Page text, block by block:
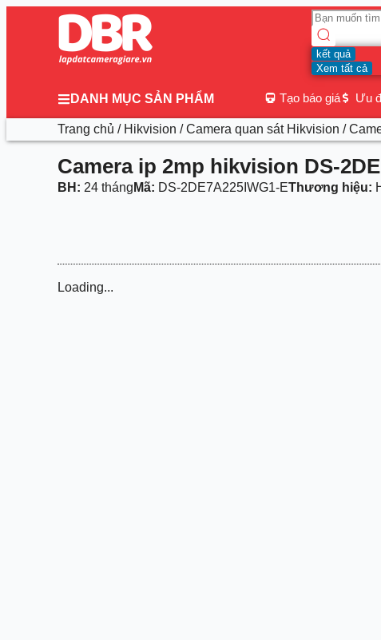
kết quả
Xem tất cả
DANH MỤC SẢN PHẨM Tạo báo giá Ưu
Trang chủ / Hikvision /Camera quan sát Hikvision /
Camera ip 2mp hikvision DS-
BH: 24 tháng Mã: DS-2DE7A225IWG1-EThương hiệu:
Loading...